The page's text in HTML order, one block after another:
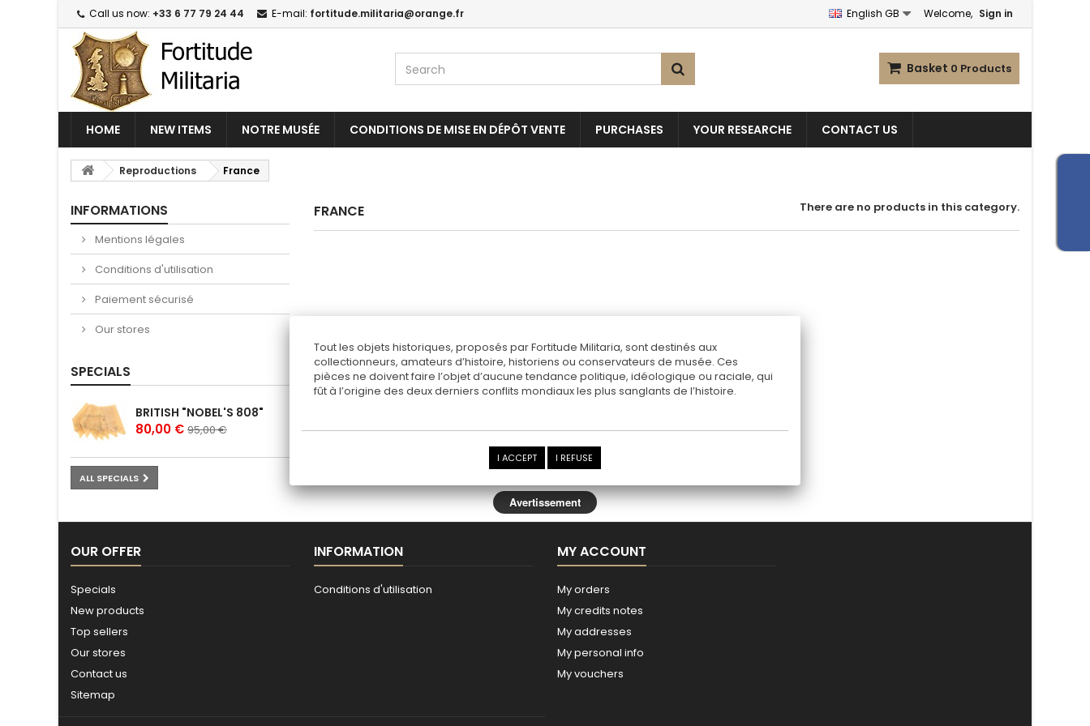
Welcome, Sign in
English GB
Call us now: +33 6 77 79 24 44 E-mail: fortitude.militaria@orange.fr
Basket 0 Products
HOME NEW ITEMS NOTRE MUSÉE CONDITIONS DE MISE EN DÉPÔT VENTE PURCHASES YOUR RESEARCHE CONTACT US
Reproductions France
INFORMATIONS
Mentions légales
Conditions d'utilisation
Paiement sécurisé
Our stores
SPECIALS
BRITISH "NOBEL'S 808"
80,00 € 95,00 €
ALL SPECIALS
FRANCE There are no products in this category.
OUR OFFER
Specials
New products
Top sellers
Our stores
Contact us
Sitemap
INFORMATION
Conditions d'utilisation
MY ACCOUNT
My orders
My credits notes
My addresses
My personal info
My vouchers
Tout les objets historiques, proposés par Fortitude Militaria, sont destinés aux
collectionneurs, amateurs d’histoire, historiens ou conservateurs de musée. Ces
pièces ne doivent faire l’objet d’aucune tendance politique, idéologique ou raciale, qui
fût à l’origine des deux derniers conflits mondiaux les plus sanglants de l’histoire.
I ACCEPT I REFUSE
Avertissement